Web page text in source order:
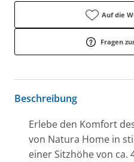
Auf die
Fragen
Beschreibung
Erlebe den Komfort
von Natura Home in
einer Sitzhöhe von ca.